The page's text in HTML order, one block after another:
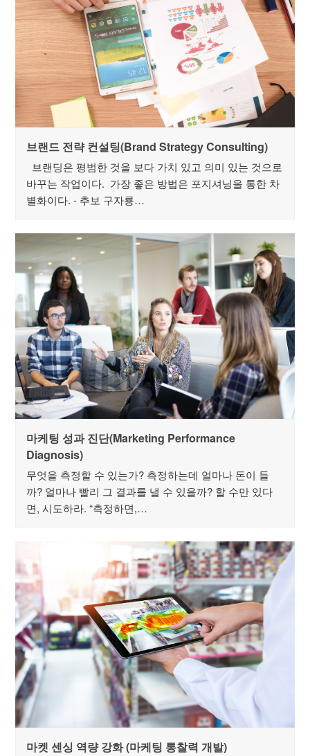
브랜드 전략 컨설팅(Brand Strategy Consulting)
브랜딩은 평범한 것을 보다 가치 있고 의미 있는 것으로
바꾸는 작업이다. 가장 좋은 방법은 포지셔닝을 통한 차
별화이다. - 추보 구자룡…
마케팅 성과 진단(Marketing Performance
Diagnosis)
무엇을 측정할 수 있는가? 측정하는데 얼마나 돈이 들
까? 얼마나 빨리 그 결과를 낼 수 있을까? 할 수만 있다
면, 시도하라. “측정하면,…
마켓 센싱 역량 강화 (마케팅 통찰력 개발)